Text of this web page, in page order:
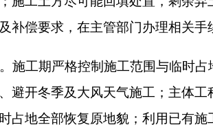
脱硝装置+布袋除尘+石灰石/石灰-石膏湿
划（2017-2021年）》中“超低排放”的
满足《工业锅炉污染防治可行技术指南》
满足《大气污染物综合排放标准》（